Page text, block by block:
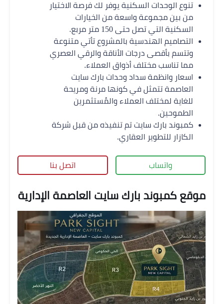
تنوع الوحدات السكنية يوفر لك فرصة الاختيار
من بين مجموعة واسعة من الخيارات
السكنية التي تصل حتى 150 متر مربع.
التصاميم الهندسية بالمشروع تأتي متنوعة
وتتسم بأقصى درجات الأناقة والرقي العصري
مما تناسب مختلف أذواق العملاء.
اسعار وانظمة سداد وحدات بارك سايت
العاصمة تتمثل في كونها مرنة ومريحة
للغاية لمختلف العملاء والمُستثمرين
الطموحين.
كمبوند بارك سايت تم تنفيذه من قبل شركة
الكازار للتطوير العقاري.
واتساب اتصل بنا
موقع كمبوند بارك سايت العاصمة الإدارية